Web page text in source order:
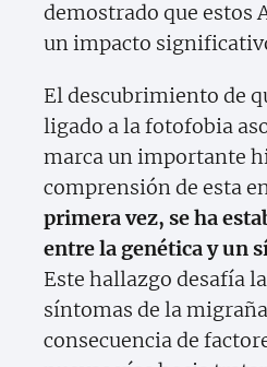
demostrado que estos
un impacto
El descubrimiento de
ligado a la fotofobia
marca un importante
comprensión de esta
primera vez, se ha
entre la genética y un
Este hallazgo desafía
síntomas de la
consecuencia de